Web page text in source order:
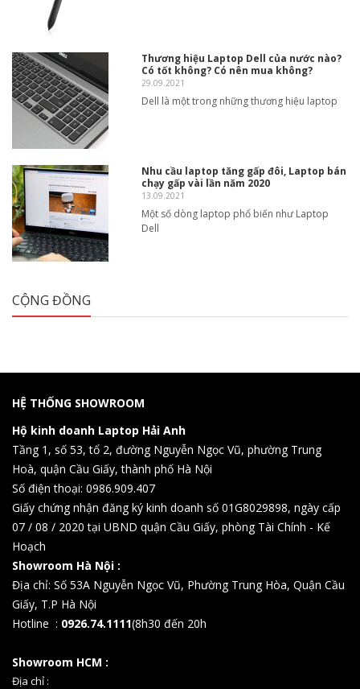
Thương hiệu Laptop Dell của nước nào?
Có tốt không? Có nên mua không?
29.09.2021
Dell là một trong những thương hiệu laptop
Nhu cầu laptop tăng gấp đôi, Laptop bán
chạy gấp vài lần năm 2020
13.09.2021
Một số dòng laptop phổ biến như Laptop
Dell
CỘNG ĐỒNG
HỆ THỐNG SHOWROOM
Hộ kinh doanh Laptop Hải Anh
Tầng 1, số 53, tổ 2, đường Nguyễn Ngọc Vũ, phường Trung
Hoà, quận Cầu Giấy, thành phố Hà Nội
Số điện thoại: 0986.909.407
Giấy chứng nhận đăng ký kinh doanh số 01G8029898, ngày cấp
07 / 08 / 2020 tại UBND quận Cầu Giấy, phòng Tài Chính - Kế
Hoạch
Showroom Hà Nội :
Địa chỉ: Số 53A Nguyễn Ngọc Vũ, Phường Trung Hòa, Quận Cầu
Giấy, T.P Hà Nội
Hotline : 0926.74.1111(8h30 đến 20h
Showroom HCM :
Địa chỉ :